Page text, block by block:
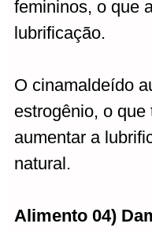
femininos, o que
lubrificação.
O cinamaldeído
estrogênio, o
aumentar a
natural.
Alimento 04)